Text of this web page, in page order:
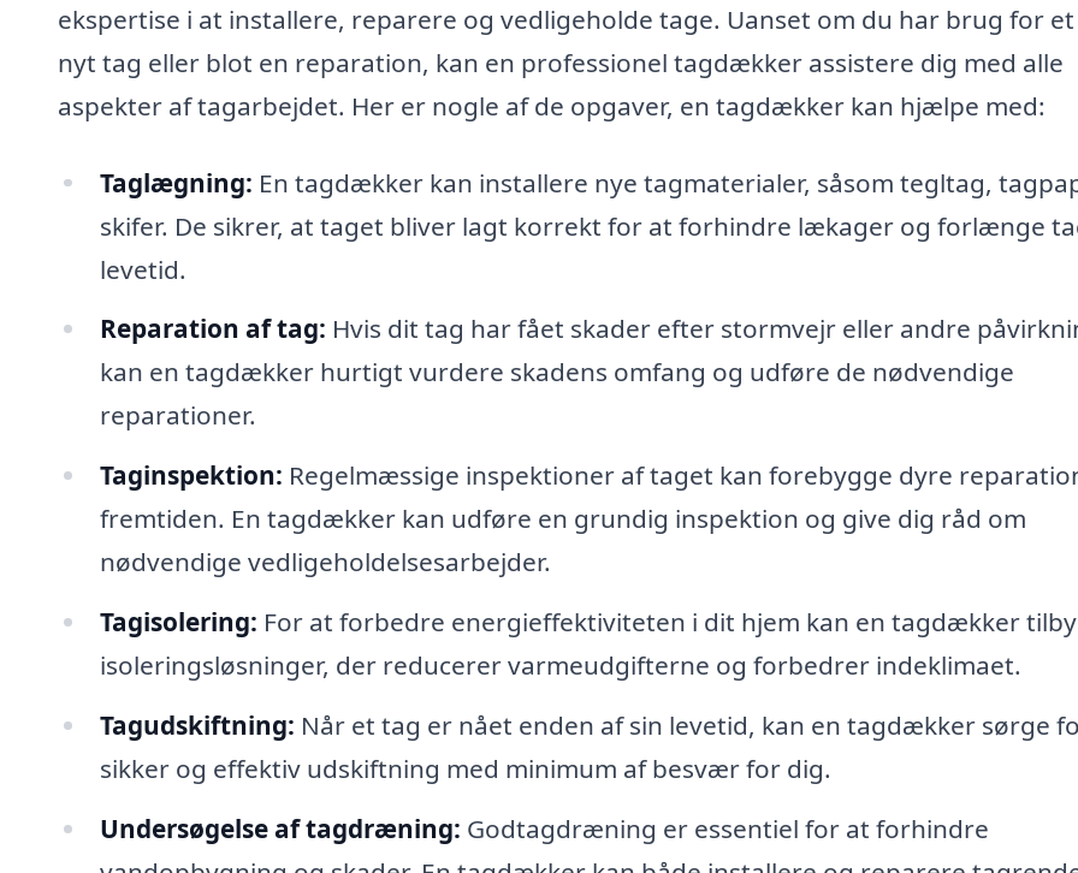
ekspertise i at installere, reparere og vedligeholde tage. Uanset om du har brug for
nyt tag eller blot en reparation, kan en professionel tagdækker assistere dig med alle
aspekter af tagarbejdet. Her er nogle af de opgaver, en tagdækker kan hjælpe med:
Taglægning: En tagdækker kan installere nye tagmaterialer, såsom tegltag,
skifer. De sikrer, at taget bliver lagt korrekt for at forhindre lækager og forlænge
levetid.
Reparation af tag: Hvis dit tag har fået skader efter stormvejr eller andre
kan en tagdækker hurtigt vurdere skadens omfang og udføre de nødvendige
reparationer.
Taginspektion: Regelmæssige inspektioner af taget kan forebygge dyre
fremtiden. En tagdækker kan udføre en grundig inspektion og give dig råd om
nødvendige vedligeholdelsesarbejder.
Tagisolering: For at forbedre energieffektiviteten i dit hjem kan en tagdækker
isoleringsløsninger, der reducerer varmeudgifterne og forbedrer indeklimaet.
Tagudskiftning: Når et tag er nået enden af sin levetid, kan en tagdækker sørge
sikker og effektiv udskiftning med minimum af besvær for dig.
Undersøgelse af tagdræning: Godtagdræning er essentiel for at forhindre